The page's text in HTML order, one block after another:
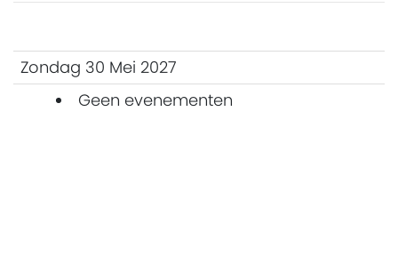
Zondag 30 Mei 2027
Geen evenementen